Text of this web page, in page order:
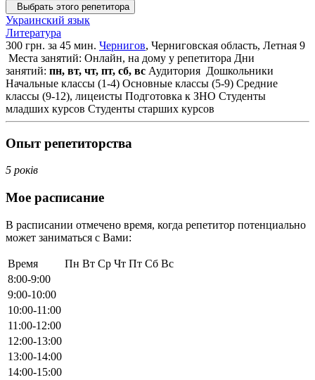
Выбрать этого репетитора
Украинский язык
Литература
300 грн. за 45 мин. Чернигов, Черниговская область, Летная 9
Места занятий: Онлайн, на дому у репетитора Дни
занятий: пн, вт, чт, пт, сб, вс Аудитория Дошкольники
Начальные классы (1-4) Основные классы (5-9) Средние
классы (9-12), лицеисты Подготовка к ЗНО Студенты
младших курсов Студенты старших курсов
Опыт репетиторства
5 років
Мое расписание
В расписании отмечено время, когда репетитор потенциально
может заниматься с Вами:
Время Пн Вт Ср Чт Пт Сб Вс
8:00-9:00
9:00-10:00
10:00-11:00
11:00-12:00
12:00-13:00
13:00-14:00
14:00-15:00